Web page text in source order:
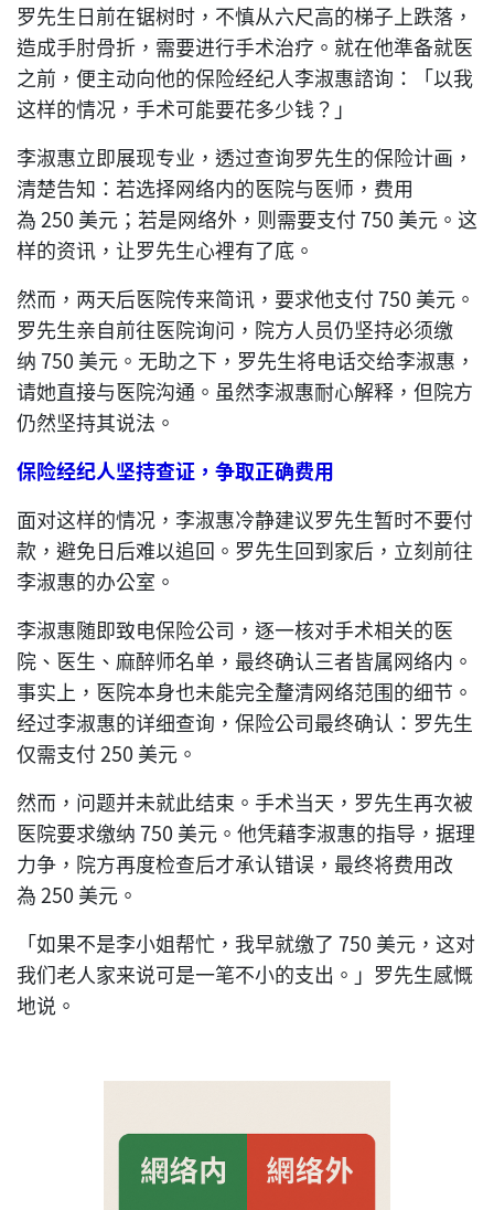
罗先生日前在锯树时，不慎从六尺高的梯子上跌落，
造成手肘骨折，需要进行手术治疗。就在他準备就医
之前，便主动向他的保险经纪人李淑惠諮询：「以我
这样的情况，手术可能要花多少钱？」
李淑惠立即展现专业，透过查询罗先生的保险计画，
清楚告知：若选择网络内的医院与医师，费用
為 250 美元；若是网络外，则需要支付 750 美元。这
样的资讯，让罗先生心裡有了底。
然而，两天后医院传来简讯，要求他支付 750 美元。
罗先生亲自前往医院询问，院方人员仍坚持必须缴
纳 750 美元。无助之下，罗先生将电话交给李淑惠，
请她直接与医院沟通。虽然李淑惠耐心解释，但院方
仍然坚持其说法。
保险经纪人坚持查证，争取正确费用
面对这样的情况，李淑惠冷静建议罗先生暂时不要付
款，避免日后难以追回。罗先生回到家后，立刻前往
李淑惠的办公室。
李淑惠随即致电保险公司，逐一核对手术相关的医
院、医生、麻醉师名单，最终确认三者皆属网络内。
事实上，医院本身也未能完全釐清网络范围的细节。
经过李淑惠的详细查询，保险公司最终确认：罗先生
仅需支付 250 美元。
然而，问题并未就此结束。手术当天，罗先生再次被
医院要求缴纳 750 美元。他凭藉李淑惠的指导，据理
力争，院方再度检查后才承认错误，最终将费用改
為 250 美元。
「如果不是李小姐帮忙，我早就缴了 750 美元，这对
我们老人家来说可是一笔不小的支出。」罗先生感慨
地说。